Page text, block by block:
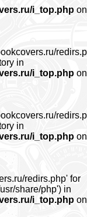
i_top.php on
in
i_top.php on
in
i_top.php on
redirs.php' for
share/php') in
i_top.php on